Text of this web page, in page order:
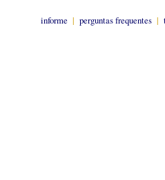
informe | perguntas frequentes |